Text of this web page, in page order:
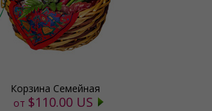
Корзина Семейная
от $110.00 US